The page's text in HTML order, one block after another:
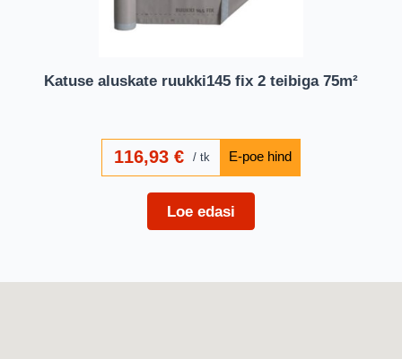
Katuse aluskate ruukki145 fix 2 teibiga 75m²
116,93€ tk
Loe edasi